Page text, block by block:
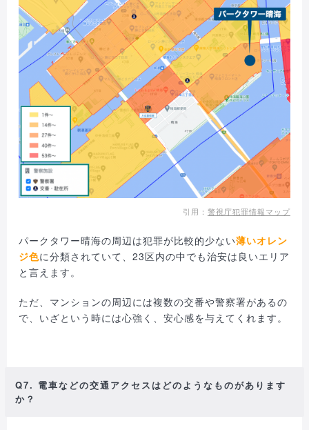
引用： 警視庁犯罪情報マップ
パークタワー晴海の周辺は犯罪が比較的少ない薄いオレン
ジ色に分類されていて、23区内の中でも治安は良いエリア
と言えます。
ただ、マンションの周辺には複数の交番や警察署があるの
で、いざという時には心強く、安心感を与えてくれます。
Q7. 電車などの交通アクセスはどのようなものがあります
か？